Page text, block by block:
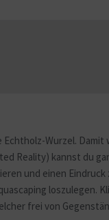
Wurzel.
Reality) kannst du
und einen
loszulegen.
frei von